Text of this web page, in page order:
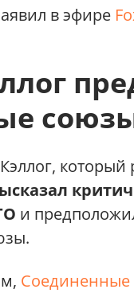
в эфире
и
Соединенные